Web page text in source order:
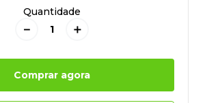
Quantidade
＋
－
Comprar agora